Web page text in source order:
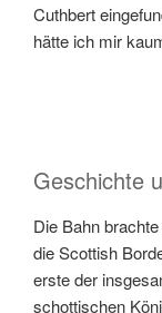
Cuthbert
hätte ich mir
Geschichte
Die Bahn
die Scottish
erste der
schottischen